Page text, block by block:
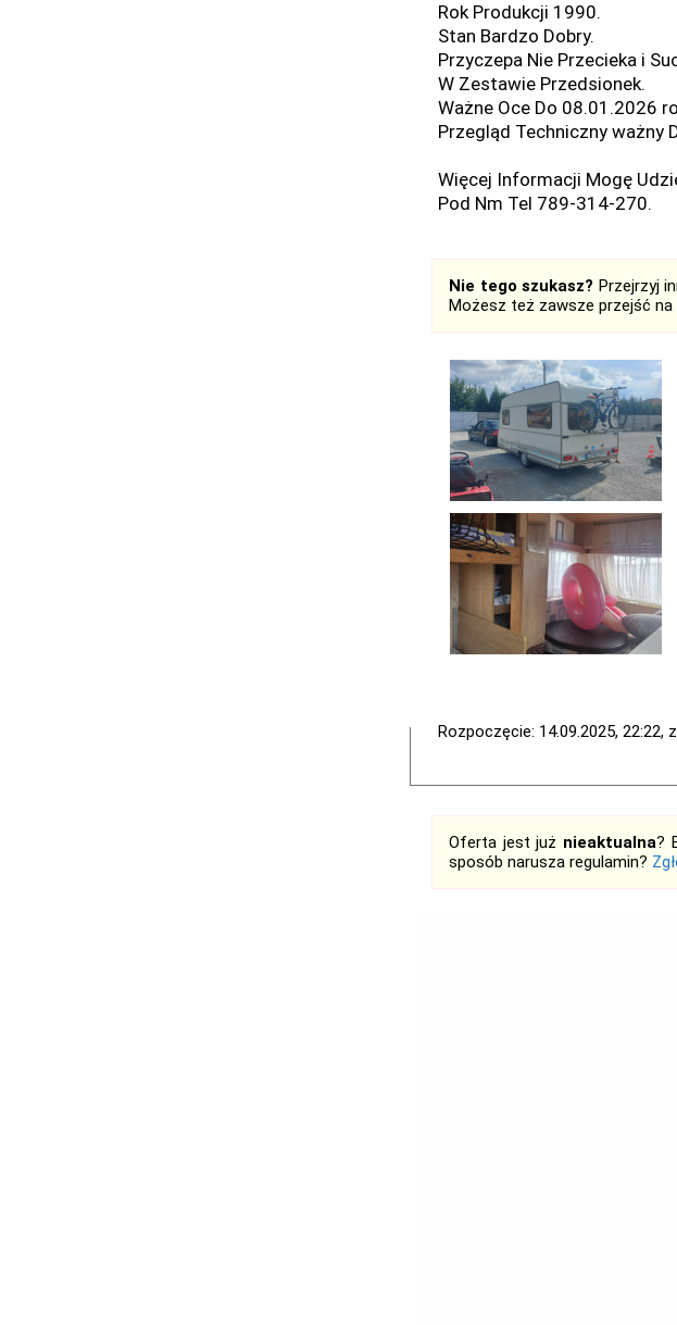
Rok Produkcji 1990.
Stan Bardzo Dobry.
Przyczepa Nie Przecieka i
W Zestawie Przedsionek.
Ważne Oce Do 08.01.2026
Przegląd Techniczny ważny
Więcej Informacji Mogę
Pod Nm Tel 789-314-270.
Nie tego szukasz? Przejrzyj
Możesz też zawsze przejść na
Rozpoczęcie: 14.09.2025, 22:22,
Oferta jest już nieaktualna?
sposób narusza regulamin?